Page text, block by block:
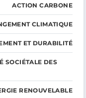
ACTION CARBONE
CLIMATIQUE
ET DURABILITÉ
SOCIÉTALE DES
RENOUVELABLE